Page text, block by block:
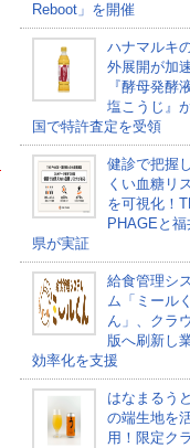
Reboot」を開催
ハナマルキ
外展開が加
『酵母発酵
塩こうじ』
国で特許査定を受領
健診で把握
くい血糖リ
を可視化！
PHAGEと福
県が実証
給食管理シ
ム「ミールく
ん」、クラ
版へ刷新し
効率化を支援
はなまるう
の端生地を
用！限定ク